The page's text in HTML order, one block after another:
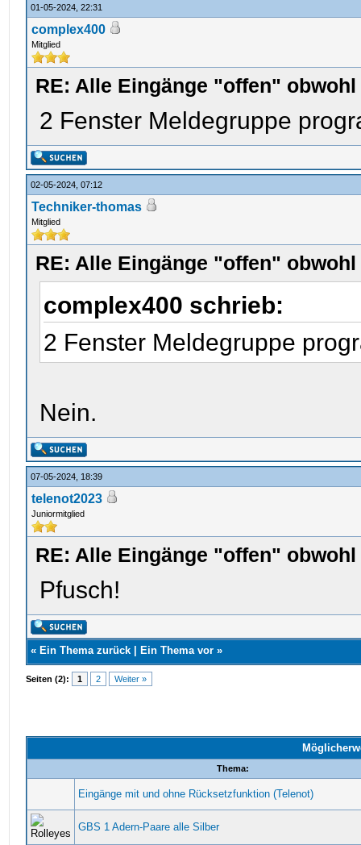
01-05-2024, 22:31
complex400
Mitglied
RE: Alle Eingänge "offen"
2 Fenster Meldegruppe
02-05-2024, 07:12
Techniker-thomas
Mitglied
RE: Alle Eingänge "offen"
complex400 schrieb:
2 Fenster Meldegruppe
Nein.
07-05-2024, 18:39
telenot2023
Juniormitglied
RE: Alle Eingänge "offen"
Pfusch!
« Ein Thema zurück Ein Thema vor »
Seiten (2): 1 2 Weiter »
Thema:
Eingänge mit und ohne Rücksetzfunktion (Telenot)
GBS 1 Adern-Paare alle Silber